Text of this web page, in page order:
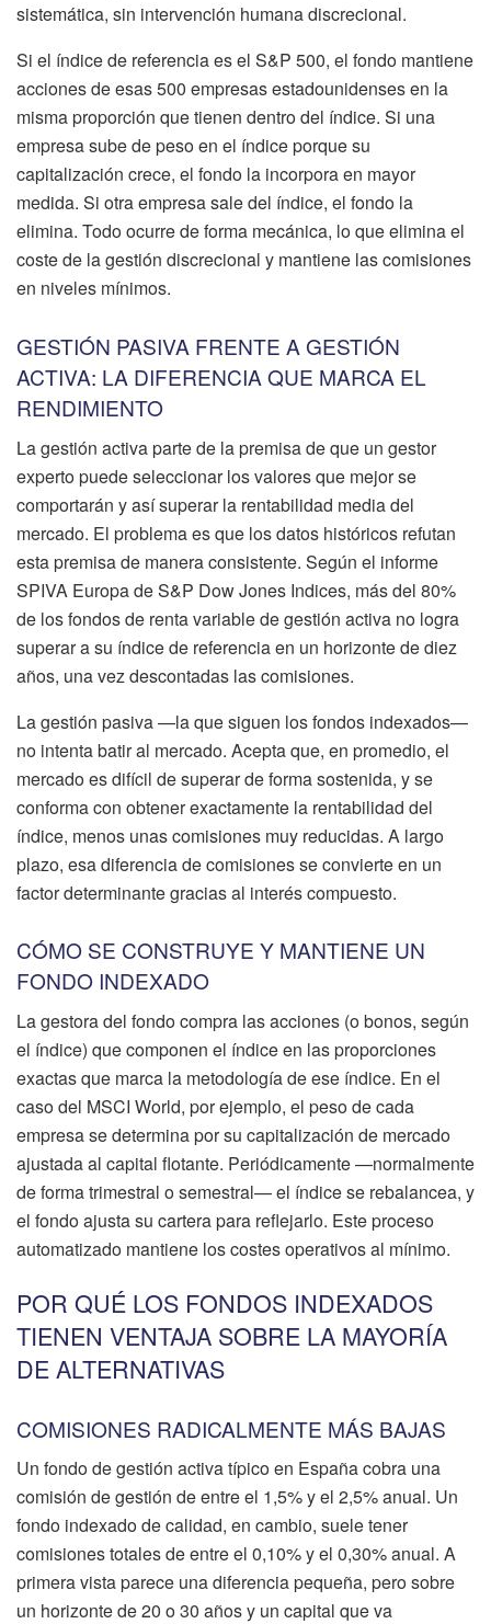
sistemática, sin intervención humana discrecional.
Si el índice de referencia es el S&P 500, el fondo mantiene
acciones de esas 500 empresas estadounidenses en la
misma proporción que tienen dentro del índice. Si una
empresa sube de peso en el índice porque su
capitalización crece, el fondo la incorpora en mayor
medida. Si otra empresa sale del índice, el fondo la
elimina. Todo ocurre de forma mecánica, lo que elimina el
coste de la gestión discrecional y mantiene las comisiones
en niveles mínimos.
GESTIÓN PASIVA FRENTE A GESTIÓN
ACTIVA: LA DIFERENCIA QUE MARCA EL
RENDIMIENTO
La gestión activa parte de la premisa de que un gestor
experto puede seleccionar los valores que mejor se
comportarán y así superar la rentabilidad media del
mercado. El problema es que los datos históricos refutan
esta premisa de manera consistente. Según el informe
SPIVA Europa de S&P Dow Jones Indices, más del 80%
de los fondos de renta variable de gestión activa no logra
superar a su índice de referencia en un horizonte de diez
años, una vez descontadas las comisiones.
La gestión pasiva —la que siguen los fondos indexados—
no intenta batir al mercado. Acepta que, en promedio, el
mercado es difícil de superar de forma sostenida, y se
conforma con obtener exactamente la rentabilidad del
índice, menos unas comisiones muy reducidas. A largo
plazo, esa diferencia de comisiones se convierte en un
factor determinante gracias al interés compuesto.
CÓMO SE CONSTRUYE Y MANTIENE UN
FONDO INDEXADO
La gestora del fondo compra las acciones (o bonos, según
el índice) que componen el índice en las proporciones
exactas que marca la metodología de ese índice. En el
caso del MSCI World, por ejemplo, el peso de cada
empresa se determina por su capitalización de mercado
ajustada al capital flotante. Periódicamente —normalmente
de forma trimestral o semestral— el índice se rebalancea, y
el fondo ajusta su cartera para reflejarlo. Este proceso
automatizado mantiene los costes operativos al mínimo.
POR QUÉ LOS FONDOS INDEXADOS
TIENEN VENTAJA SOBRE LA MAYORÍA
DE ALTERNATIVAS
COMISIONES RADICALMENTE MÁS BAJAS
Un fondo de gestión activa típico en España cobra una
comisión de gestión de entre el 1,5% y el 2,5% anual. Un
fondo indexado de calidad, en cambio, suele tener
comisiones totales de entre el 0,10% y el 0,30% anual. A
primera vista parece una diferencia pequeña, pero sobre
un horizonte de 20 o 30 años y un capital que va